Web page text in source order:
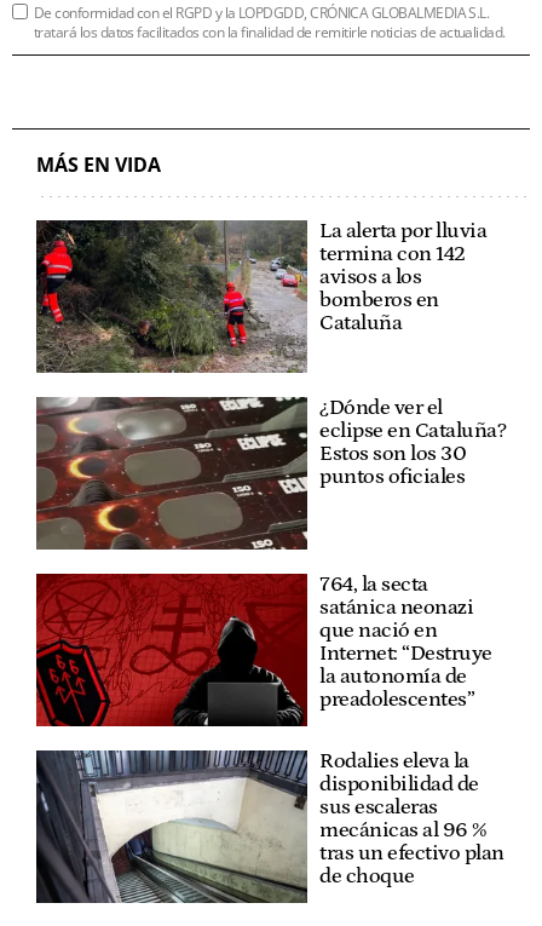
De conformidad con el RGPD y la LOPDGDD, CRÓNICA GLOBALMEDIA S.L.
tratará los datos facilitados con la finalidad de remitirle noticias de actualidad.
MÁS EN VIDA
La alerta por lluvia
termina con 142
avisos a los
bomberos en
Cataluña
¿Dónde ver el
eclipse en Cataluña?
Estos son los 30
puntos oficiales
764, la secta
satánica neonazi
que nació en
Internet: “Destruye
la autonomía de
preadolescentes”
Rodalies eleva la
disponibilidad de
sus escaleras
mecánicas al 96 %
tras un efectivo plan
de choque